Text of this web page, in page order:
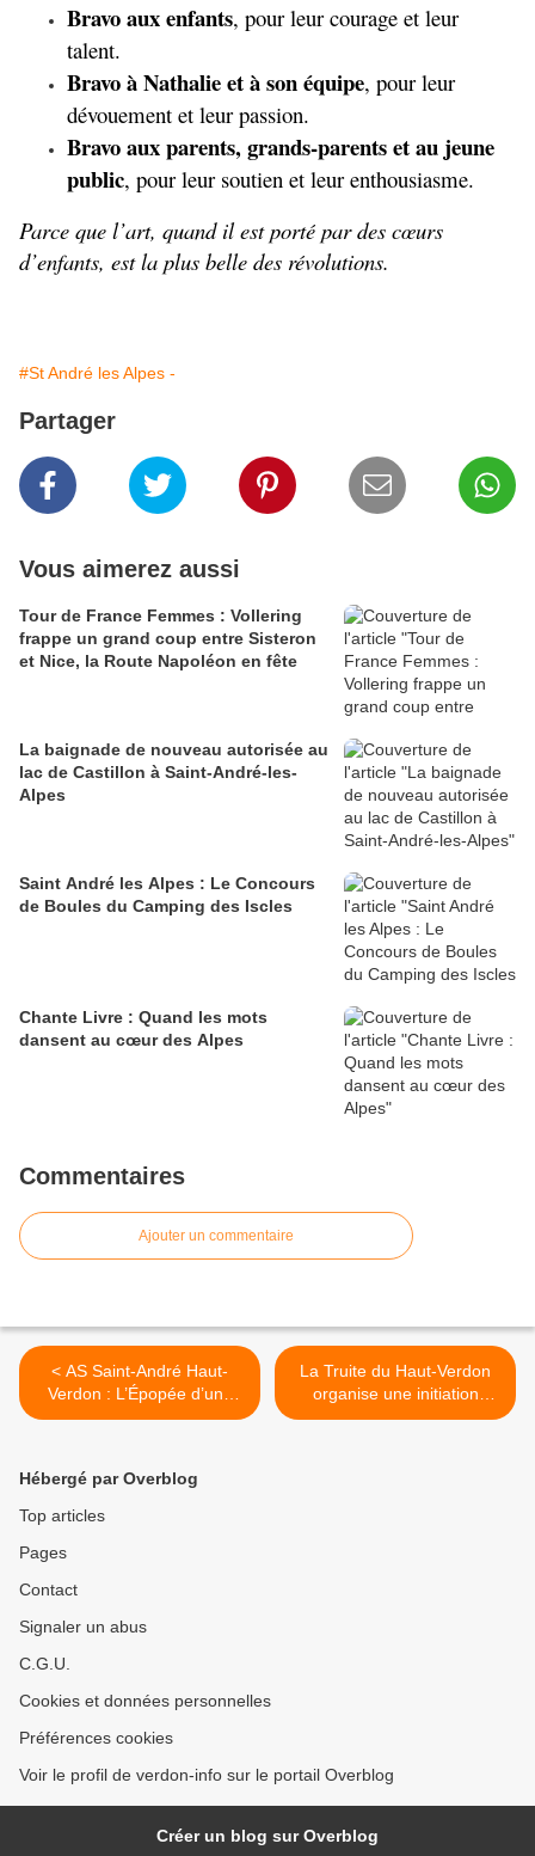
Bravo aux enfants, pour leur courage et leur
talent.
Bravo à Nathalie et à son équipe, pour leur
dévouement et leur passion.
Bravo aux parents, grands-parents et au jeune
public, pour leur soutien et leur enthousiasme.
Parce que l’art, quand il est porté par des cœurs
d’enfants, est la plus belle des révolutions.
#St André les Alpes -
Partager
Vous aimerez aussi
Tour de France Femmes : Vollering
frappe un grand coup entre Sisteron
et Nice, la Route Napoléon en fête
La baignade de nouveau autorisée au
lac de Castillon à Saint-André-les-
Alpes
Saint André les Alpes : Le Concours
de Boules du Camping des Iscles
Chante Livre : Quand les mots
dansent au cœur des Alpes
Commentaires
Ajouter un commentaire
< AS Saint-André Haut-
Verdon : L’Épopée d’une
Saison Inoubliable
La Truite du Haut-Verdon
organise une initiation
inoubliable à la pêche des
Hébergé par Overblog
Top articles
Pages
Contact
Signaler un abus
C.G.U.
Cookies et données personnelles
Préférences cookies
Voir le profil de verdon-info sur le portail Overblog
Créer un blog sur Overblog